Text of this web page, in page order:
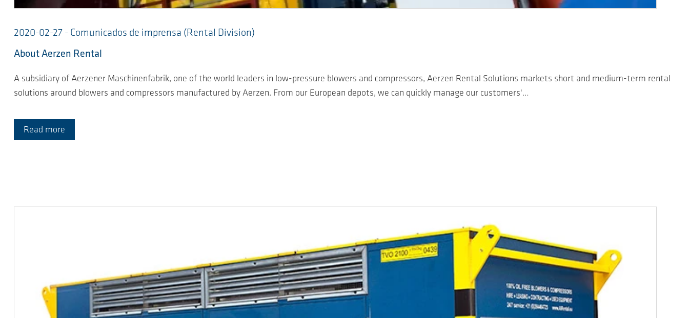
2020-02-27 - Comunicados de imprensa (Rental Division)
About Aerzen Rental
A subsidiary of Aerzener Maschinenfabrik, one of the world leaders in low-pressure blowers and compressors, Aerzen Rental Solutions markets short and medium-term rental
solutions around blowers and compressors manufactured by Aerzen. From our European depots, we can quickly manage our customers'…
Read more